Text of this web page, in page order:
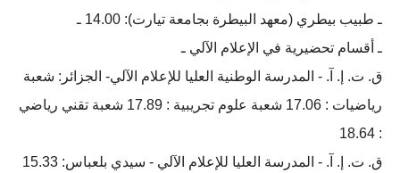
ـ طبيب بيطري (معھد البیطرة بجامعة تیارت): 14.00 ـ
ـ أقسام تحضيرية في الإعلام الآلي ـ
ق. ت. إ. آ. - المدرسة الوطنیة العلیا للإعلام الآلي- الجزائر: شعبة
رياضيات : 17.06 شعبة علوم تجريبية : 17.89 شعبة تقني رياضي
: 18.64
ق. ت. إ. آ. - المدرسة العلیا للإعلام الآلي - سیدي بلعباس: 15.33